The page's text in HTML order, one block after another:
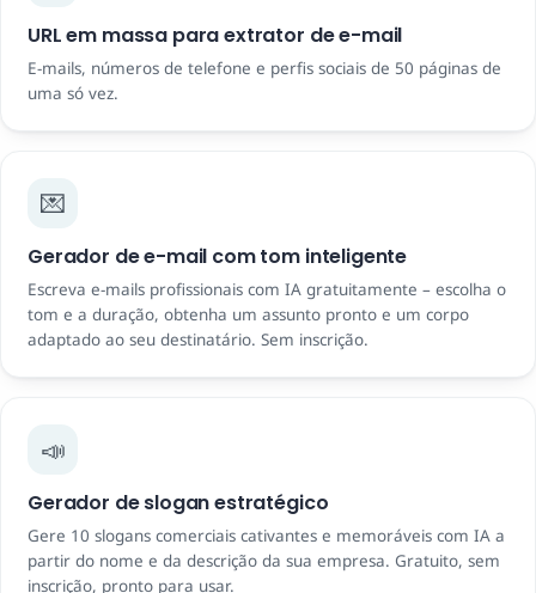
URL em massa para extrator de e-mail
E-mails, números de telefone e perfis sociais de 50 páginas de
uma só vez.
💌
Gerador de e-mail com tom inteligente
Escreva e-mails profissionais com IA gratuitamente – escolha o
tom e a duração, obtenha um assunto pronto e um corpo
adaptado ao seu destinatário. Sem inscrição.
📣
Gerador de slogan estratégico
Gere 10 slogans comerciais cativantes e memoráveis ​​com IA a
partir do nome e da descrição da sua empresa. Gratuito, sem
inscrição, pronto para usar.